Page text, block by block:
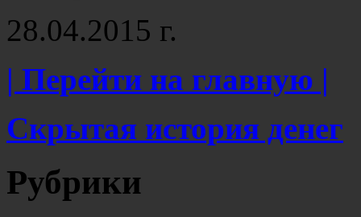
28.04.2015 г.
| Перейти на главную |
Скрытая история денег
Рубрики